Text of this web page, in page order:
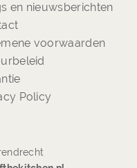
en nieuwsberichten
voorwaarden
Policy